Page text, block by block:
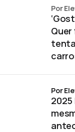
por
por